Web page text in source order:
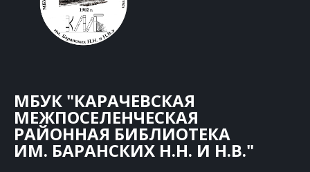
МБУК "КАРАЧЕВСКАЯ
МЕЖПОСЕЛЕНЧЕСКАЯ
РАЙОННАЯ БИБЛИОТЕКА
ИМ. БАРАНСКИХ Н.Н. И Н.В."